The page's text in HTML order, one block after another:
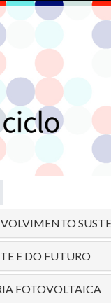
E DO FUTURO
FOTOVOLTAICA